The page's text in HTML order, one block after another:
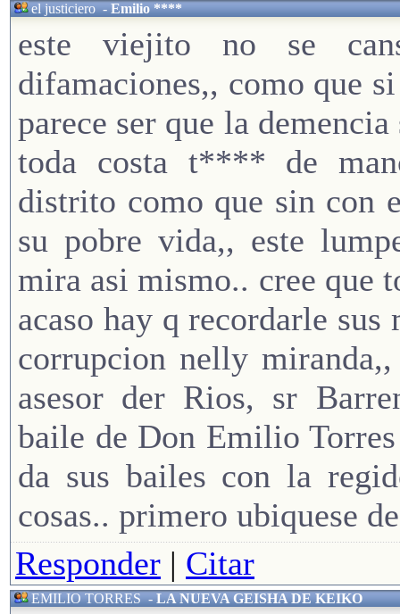
el justiciero-Emilio ****
este viejito no se
difamaciones,, como que
parece ser que la
toda costa t**** de
distrito como que sin con
su pobre vida,, este
mira asi mismo.. cree que
acaso hay q recordarle
corrupcion nelly
asesor der Rios, sr
baile de Don Emilio
da sus bailes con la
cosas.. primero ubiquese
Responder | Citar
EMILIO TORRES-LA NUEVA GEISHA DE KEIKO